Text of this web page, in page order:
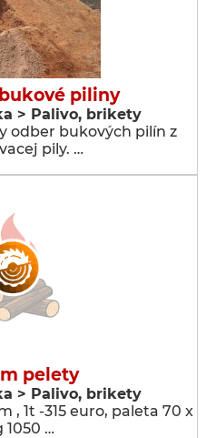
piliny
> Palivo, brikety
odber bukových pilín z
pily. …
pelety
> Palivo, brikety
, 1t -315 euro, paleta 70 x
1050 …